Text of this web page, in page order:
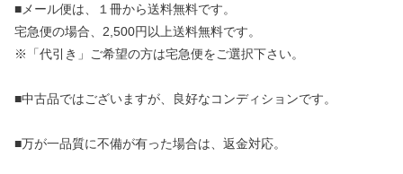
■メール便は、１冊から送料無料です。
宅急便の場合、2,500円以上送料無料です。
※「代引き」ご希望の方は宅急便をご選択下さい。
■中古品ではございますが、良好なコンディションです。
■万が一品質に不備が有った場合は、返金対応。